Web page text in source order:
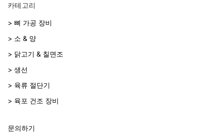
카테고리
> 뼈 가공 장비
> 소 & 양
> 닭고기 & 칠면조
> 생선
> 육류 절단기
> 육포 건조 장비
문의하기